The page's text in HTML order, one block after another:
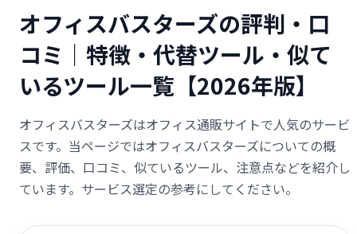
オフィスバスターズの評判・口
コミ｜特徴・代替ツール・似て
いるツール一覧【2026年版】
オフィスバスターズはオフィス通販サイトで人気のサービ
スです。当ページではオフィスバスターズについての概
要、評価、口コミ、似ているツール、注意点などを紹介し
ています。サービス選定の参考にしてください。